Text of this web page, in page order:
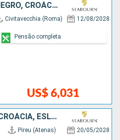
ITÁLIA, MALTA, MONTENEGRO, CROÁCIA
Civitavecchia (Roma) 12/08/2028
US$ 6,031
Pensão completa
GRÉCIA, MONTENEGRO, CROÁCIA, ESLOVÃNIA, ITÁLIA
Pireu (Atenas) 20/05/2028